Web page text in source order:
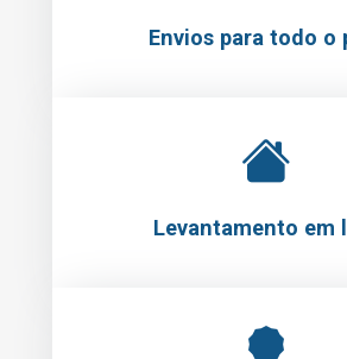
Envios para todo o
Levantamento em